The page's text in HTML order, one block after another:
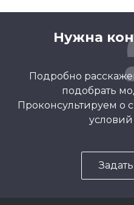
Нужна
Подробно
подобрать
Проконсультируем о